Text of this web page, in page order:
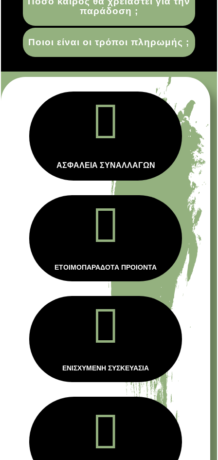
παράδοση ;
Ποιοι είναι οι τρόποι πληρωμής ;

ΑΣΦΑΛΕΙΑ ΣΥΝΑΛΛΑΓΩΝ

ΕΤΟΙΜΟΠΑΡΑΔΟΤΑ ΠΡΟΙΟΝΤΑ

ΕΝΙΣΧΥΜΕΝΗ ΣΥΣΚΕΥΑΣΙΑ
